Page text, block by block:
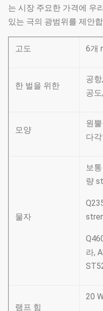
는 시장 주요한 가격에 우
있는 극의 광범위를 제안
고도 6개
한 벌을 위한
공
공
모양
원
다
물자
보
량
라,
램프 힘
20